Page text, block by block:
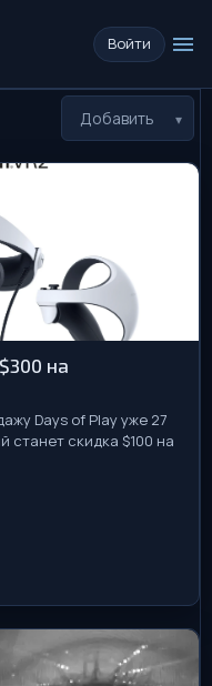
Войти menu
Добавить
на
Days of Play уже 27
станет скидка $100 на